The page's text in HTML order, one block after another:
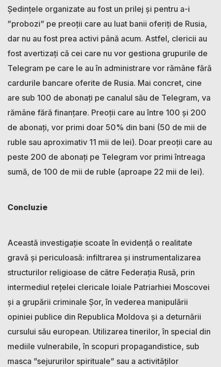
‍Ședințele organizate au fost un prilej și pentru a-i
”probozi” pe preoții care au luat banii oferiți de Rusia,
dar nu au fost prea activi până acum. Astfel, clericii au
fost avertizați că cei care nu vor gestiona grupurile de
Telegram pe care le au în administrare vor rămâne fără
cardurile bancare oferite de Rusia. Mai concret, cine
are sub 100 de abonați pe canalul său de Telegram, va
rămâne fără finanțare. Preoții care au între 100 și 200
de abonați, vor primi doar 50% din bani (50 de mii de
ruble sau aproximativ 11 mii de lei). Doar preoții care au
peste 200 de abonați pe Telegram vor primi întreaga
sumă, de 100 de mii de ruble (aproape 22 mii de lei).
Concluzie
Această investigație scoate în evidență o realitate
gravă și periculoasă: infiltrarea și instrumentalizarea
structurilor religioase de către Federația Rusă, prin
intermediul rețelei clericale loiale Patriarhiei Moscovei
și a grupării criminale Șor, în vederea manipulării
opiniei publice din Republica Moldova și a deturnării
cursului său european. Utilizarea tinerilor, în special din
mediile vulnerabile, în scopuri propagandistice, sub
masca ”sejururilor spirituale” sau a activităților